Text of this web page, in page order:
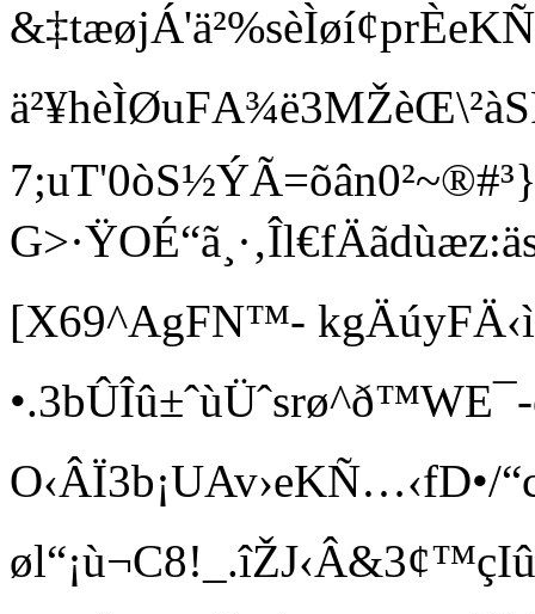
&‡tæøjÁ'ä²%sèÌ
G>·ŸOÉ“ã¸·‚Îl€
[X69^AgFN™-
O‹ÂÏ3b¡UAv›eKÑ
øl“¡ù¬C8!_.îŽ